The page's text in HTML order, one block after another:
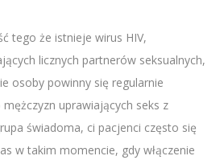
tego że istnieje wirus HIV,
licznych partnerów seksualnych,
osoby powinny się regularnie
uprawiających seks z
świadoma, ci pacjenci często się
w takim momencie, gdy włączenie